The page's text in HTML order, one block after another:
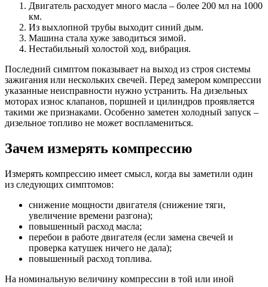
Двигатель расходует много масла – более 200 мл на 1000
км.
Из выхлопной трубы выходит синий дым.
Машина стала хуже заводиться зимой.
Нестабильный холостой ход, вибрация.
Последний симптом показывает на выход из строя системы
зажигания или нескольких свечей. Перед замером компрессии
указанные неисправности нужно устранить. На дизельных
моторах износ клапанов, поршней и цилиндров проявляется
такими же признаками. Особенно заметен холодный запуск –
дизельное топливо не может воспламениться.
Зачем измерять компрессию
Измерять компрессию имеет смысл, когда вы заметили один
из следующих симптомов:
снижение мощности двигателя (снижение тяги,
увеличение времени разгона);
повышенный расход масла;
перебои в работе двигателя (если замена свечей и
проверка катушек ничего не дала);
повышенный расход топлива.
На номинальную величину компрессии в той или иной